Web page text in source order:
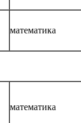
математика
математика